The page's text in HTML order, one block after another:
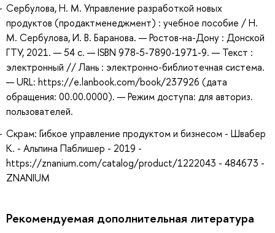
Сербулова, Н. М. Управление разработкой новых
продуктов (продактменеджмент) : учебное пособие / Н.
М. Сербулова, И. В. Баранова. — Ростов-на-Дону : Донской
ГТУ, 2021. — 54 с. — ISBN 978-5-7890-1971-9. — Текст :
электронный // Лань : электронно-библиотечная система.
— URL: https://e.lanbook.com/book/237926 (дата
обращения: 00.00.0000). — Режим доступа: для авториз.
пользователей.
Скрам: Гибкое управление продуктом и бизнесом - Швабер
К. - Альпина Паблишер - 2019 -
https://znanium.com/catalog/product/1222043 - 484673 -
ZNANIUM
Рекомендуемая дополнительная литература